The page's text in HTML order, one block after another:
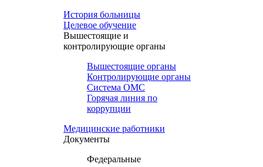
История больницы
Целевое обучение
Вышестоящие и
контролирующие органы
Вышестоящие органы
Контролирующие органы
Система ОМС
Горячая линия по
коррупции
Медицинские работники
Документы
Федеральные